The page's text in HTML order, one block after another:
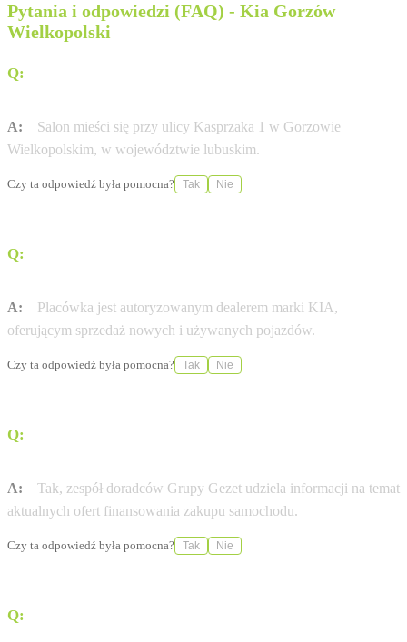
Pytania i odpowiedzi (FAQ) - Kia Gorzów
Wielkopolski
Q:
A:
Salon mieści się przy ulicy Kasprzaka 1 w Gorzowie
Wielkopolskim, w województwie lubuskim.
Czy ta odpowiedź była pomocna? Tak Nie
Q:
A:
Placówka jest autoryzowanym dealerem marki KIA,
oferującym sprzedaż nowych i używanych pojazdów.
Czy ta odpowiedź była pomocna? Tak Nie
Q:
A:
Tak, zespół doradców Grupy Gezet udziela informacji na temat
aktualnych ofert finansowania zakupu samochodu.
Czy ta odpowiedź była pomocna? Tak Nie
Q: